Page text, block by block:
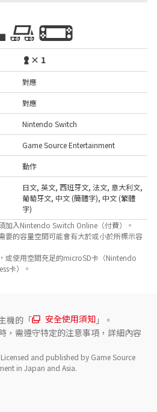
× 1
對應
對應
Nintendo Switch
Game Source Entertainment
動作
日文, 英文, 西班牙文, 法文, 意大利文,
葡萄牙文, 中文 (簡體字), 中文 (繁體
字)
加入Nintendo Switch Online（付費）。
要的容量空間可能會有大於或小於所標示容
或使用空間充足的microSD卡（Nintendo
卡）。
機的「 安全使用須知 」。
，需遵守特定的注意事項，詳細內容
and published by Game Source
in Japan and Asia.